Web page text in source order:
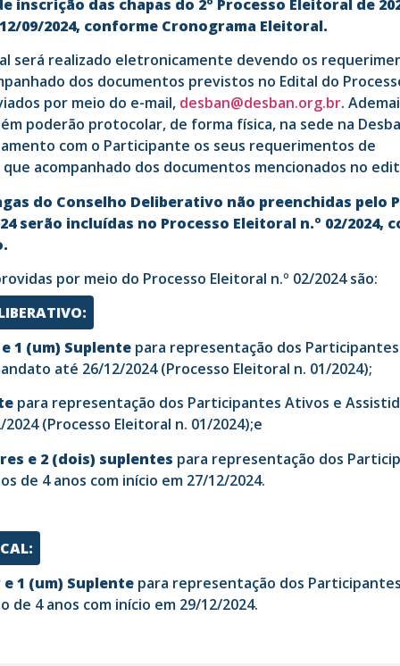
inscrição das chapas do 2º Processo Eleitoral de
09/2024, conforme Cronograma Eleitoral.
será realizado eletronicamente devendo os
dos documentos previstos no Edital do
por meio do e-mail, desban@desban.org.br.
poderão protocolar, de forma física, na sede na
com o Participante os seus requerimentos de
acompanhado dos documentos mencionados no
do Conselho Deliberativo não preenchidas pelo
serão incluídas no Processo Eleitoral n.º 02/2024,
por meio do Processo Eleitoral n.º 02/2024 são:
1 (um) Suplente para representação dos
até 26/12/2024 (Processo Eleitoral n. 01/2024);
para representação dos Participantes Ativos e
(Processo Eleitoral n. 01/2024);e
e 2 (dois) suplentes para representação dos
de 4 anos com início em 27/12/2024.
1 (um) Suplente para representação dos
de 4 anos com início em 29/12/2024.